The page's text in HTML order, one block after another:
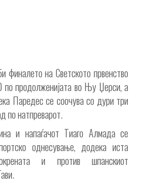
финалето на Светското првенство
продолженијата во Њу Џерси, а
Паредес се соочува со дури три
по натпреварот.
и напаѓачот Тиаго Алмада се
однесување, додека иста
и против шпанскиот